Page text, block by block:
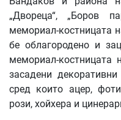
„Двореца“, „Боров
мемориал-костницата
бе облагородено и
мемориал-
засадени
сред които ацер,
рози, хойхера и